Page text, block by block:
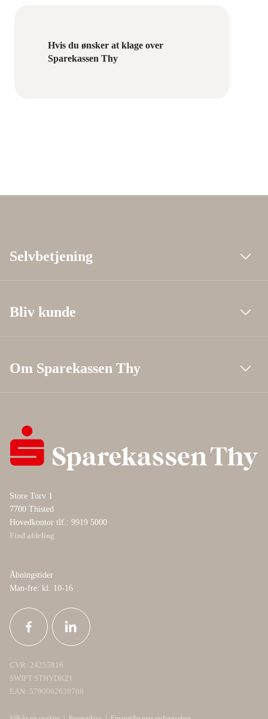
Hvis du ønsker at klage over
Sparekassen Thy
Selvbetjening
Bliv kunde
Om Sparekassen Thy
Store Torv 1
7700 Thisted
Hovedkontor tlf.: 9919 5000
Find afdeling
Åbningstider
Man-fre: kl. 10-16
CVR: 24255816
SWIFT STHYDK21
EAN: 5790002639708